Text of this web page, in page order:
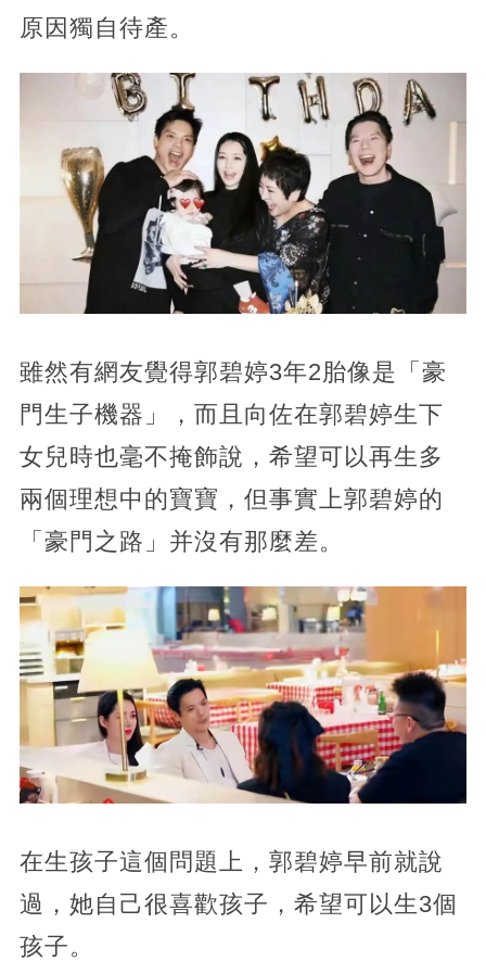
原因獨自待產。
雖然有網友覺得郭碧婷3年2胎像是「豪
門生子機器」，而且向佐在郭碧婷生下
女兒時也毫不掩飾說，希望可以再生多
兩個理想中的寶寶，但事實上郭碧婷的
「豪門之路」并沒有那麼差。
在生孩子這個問題上，郭碧婷早前就說
過，她自己很喜歡孩子，希望可以生3個
孩子。